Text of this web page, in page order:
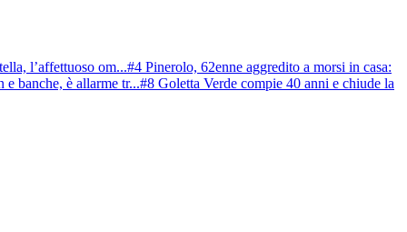
l’affettuoso om...#4 Pinerolo, 62enne aggredito a morsi in casa:
banche, è allarme tr...#8 Goletta Verde compie 40 anni e chiude la